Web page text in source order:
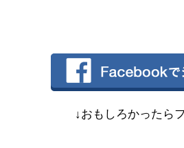
↓おもしろかったら